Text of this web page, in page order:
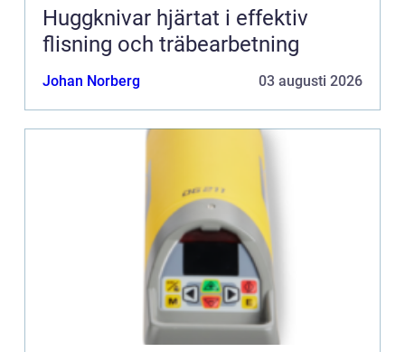
Huggknivar hjärtat i effektiv
flisning och träbearbetning
Johan Norberg 03 augusti 2026